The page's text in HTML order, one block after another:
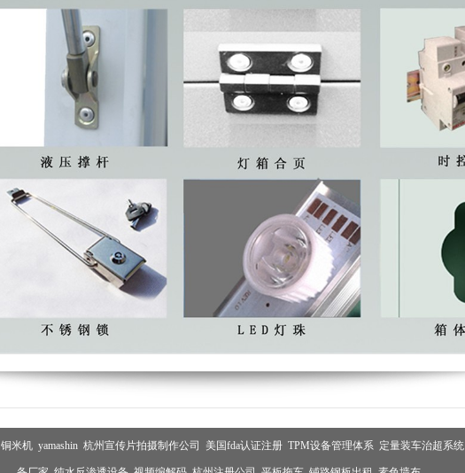
铜米机 yamashin 杭州宣传片拍摄制作公司 美国fda认证注册 TPM设备管理体系 定量装车治超系统